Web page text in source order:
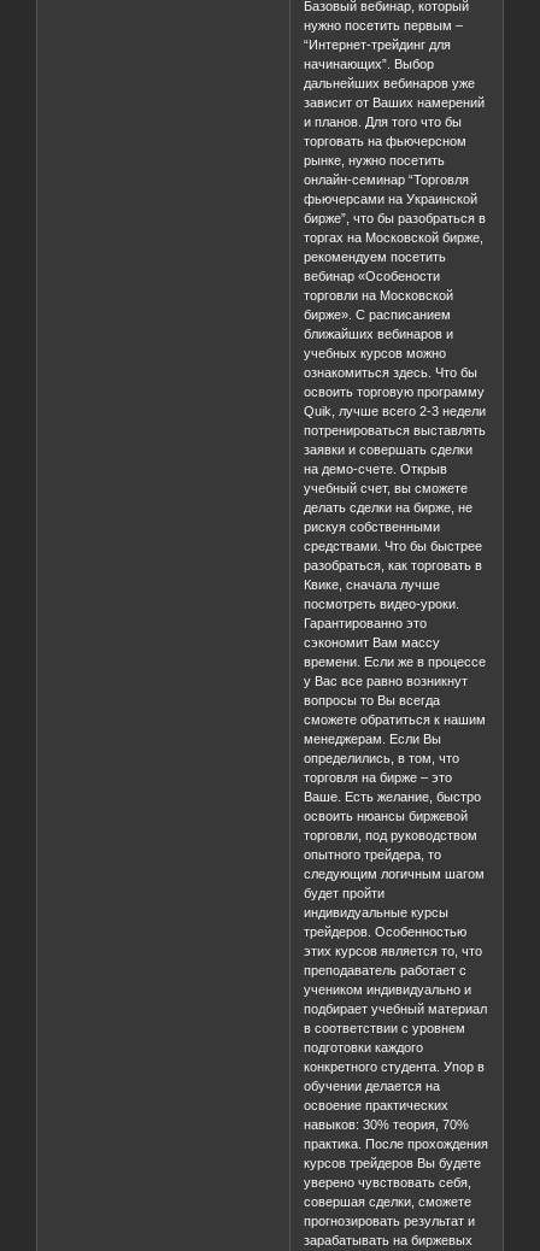
Базовый вебинар, который
нужно посетить первым –
“Интернет-трейдинг для
начинающих”. Выбор
дальнейших вебинаров уже
зависит от Ваших намерений
и планов. Для того что бы
торговать на фьючерсном
рынке, нужно посетить
онлайн-семинар “Торговля
фьючерсами на Украинской
бирже”, что бы разобраться в
торгах на Московской бирже,
рекомендуем посетить
вебинар «Особености
торговли на Московской
бирже». С расписанием
ближайших вебинаров и
учебных курсов можно
ознакомиться здесь. Что бы
освоить торговую программу
Quik, лучше всего 2-3 недели
потренироваться выставлять
заявки и совершать сделки
на демо-счете. Открыв
учебный счет, вы сможете
делать сделки на бирже, не
рискуя собственными
средствами. Что бы быстрее
разобраться, как торговать в
Квике, сначала лучше
посмотреть видео-уроки.
Гарантированно это
сэкономит Вам массу
времени. Если же в процессе
у Вас все равно возникнут
вопросы то Вы всегда
сможете обратиться к нашим
менеджерам. Если Вы
определились, в том, что
торговля на бирже – это
Ваше. Есть желание, быстро
освоить нюансы биржевой
торговли, под руководством
опытного трейдера, то
следующим логичным шагом
будет пройти
индивидуальные курсы
трейдеров. Особенностью
этих курсов является то, что
преподаватель работает с
учеником индивидуально и
подбирает учебный материал
в соответствии с уровнем
подготовки каждого
конкретного студента. Упор в
обучении делается на
освоение практических
навыков: 30% теория, 70%
практика. После прохождения
курсов трейдеров Вы будете
уверено чувствовать себя,
совершая сделки, сможете
прогнозировать результат и
зарабатывать на биржевых